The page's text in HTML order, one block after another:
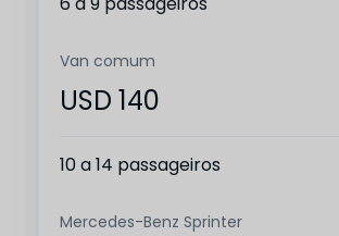
Van comum
USD 140
10 a 14 passageiros
Mercedes-Benz Sprinter